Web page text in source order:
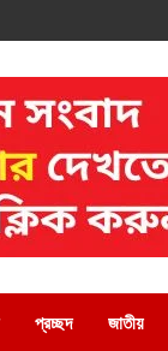
প্রচ্ছদ জাতীয়